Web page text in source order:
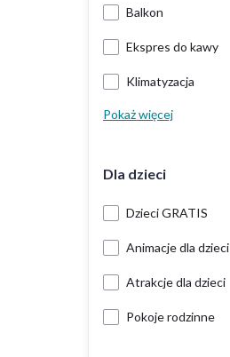
Balkon
Ekspres do kawy
Klimatyzacja
Pokaż więcej
Dla dzieci
Dzieci GRATIS
Animacje dla dzieci
Atrakcje dla dzieci
Pokoje rodzinne